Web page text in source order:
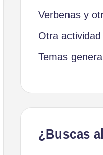
Verbenas y
Otra
Temas
¿Buscas